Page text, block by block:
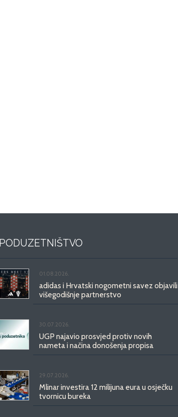
PODUZETNIŠTVO
01.08.2026.
adidas i Hrvatski nogometni savez objavili
višegodišnje partnerstvo
30.07.2026.
UGP najavio prosvjed protiv novih
nameta i načina donošenja propisa
29.07.2026.
Mlinar investira 12 milijuna eura u osječku
tvornicu bureka